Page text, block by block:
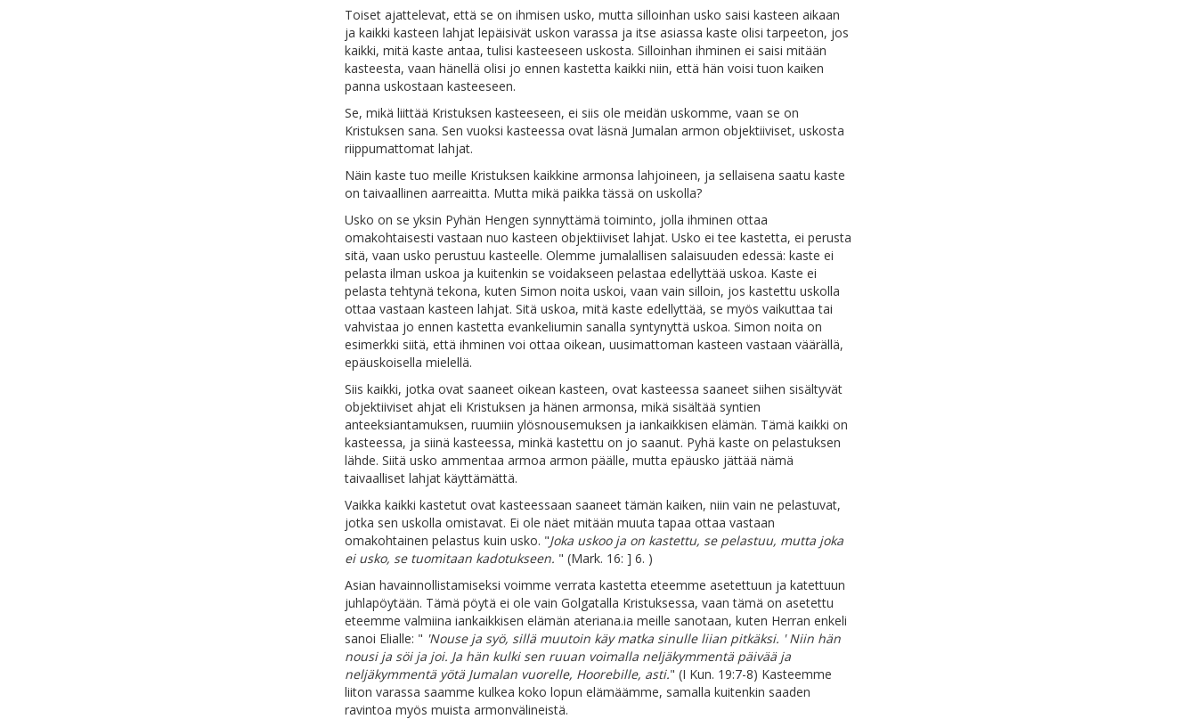
Toiset ajattelevat, että se on ihmisen usko, mutta silloinhan usko saisi kasteen aikaan
ja kaikki kasteen lahjat lepäisivät uskon varassa ja itse asiassa kaste olisi tarpeeton, jos
kaikki, mitä kaste antaa, tulisi kasteeseen uskosta. Silloinhan ihminen ei saisi mitään
kasteesta, vaan hänellä olisi jo ennen kastetta kaikki niin, että hän voisi tuon kaiken
panna uskostaan kasteeseen.
Se, mikä liittää Kristuksen kasteeseen, ei siis ole meidän uskomme, vaan se on
Kristuksen sana. Sen vuoksi kasteessa ovat läsnä Jumalan armon objektiiviset, uskosta
riippumattomat lahjat.
Näin kaste tuo meille Kristuksen kaikkine armonsa lahjoineen, ja sellaisena saatu kaste
on taivaallinen aarreaitta. Mutta mikä paikka tässä on uskolla?
Usko on se yksin Pyhän Hengen synnyttämä toiminto, jolla ihminen ottaa
omakohtaisesti vastaan nuo kasteen objektiiviset lahjat. Usko ei tee kastetta, ei perusta
sitä, vaan usko perustuu kasteelle. Olemme jumalallisen salaisuuden edessä: kaste ei
pelasta ilman uskoa ja kuitenkin se voidakseen pelastaa edellyttää uskoa. Kaste ei
pelasta tehtynä tekona, kuten Simon noita uskoi, vaan vain silloin, jos kastettu uskolla
ottaa vastaan kasteen lahjat. Sitä uskoa, mitä kaste edellyttää, se myös vaikuttaa tai
vahvistaa jo ennen kastetta evankeliumin sanalla syntynyttä uskoa. Simon noita on
esimerkki siitä, että ihminen voi ottaa oikean, uusimattoman kasteen vastaan väärällä,
epäuskoisella mielellä.
Siis kaikki, jotka ovat saaneet oikean kasteen, ovat kasteessa saaneet siihen sisältyvät
objektiiviset ahjat eli Kristuksen ja hänen armonsa, mikä sisältää syntien
anteeksiantamuksen, ruumiin ylösnousemuksen ja iankaikkisen elämän. Tämä kaikki on
kasteessa, ja siinä kasteessa, minkä kastettu on jo saanut. Pyhä kaste on pelastuksen
lähde. Siitä usko ammentaa armoa armon päälle, mutta epäusko jättää nämä
taivaalliset lahjat käyttämättä.
Vaikka kaikki kastetut ovat kasteessaan saaneet tämän kaiken, niin vain ne pelastuvat,
jotka sen uskolla omistavat. Ei ole näet mitään muuta tapaa ottaa vastaan
omakohtainen pelastus kuin usko. "Joka uskoo ja on kastettu, se pelastuu, mutta joka
ei usko, se tuomitaan kadotukseen. " (Mark. 16: ] 6. )
Asian havainnollistamiseksi voimme verrata kastetta eteemme asetettuun ja katettuun
juhlapöytään. Tämä pöytä ei ole vain Golgatalla Kristuksessa, vaan tämä on asetettu
eteemme valmiina iankaikkisen elämän ateriana.ia meille sanotaan, kuten Herran enkeli
sanoi Elialle: " 'Nouse ja syö, sillä muutoin käy matka sinulle liian pitkäksi. ' Niin hän
nousi ja söi ja joi. Ja hän kulki sen ruuan voimalla neljäkymmentä päivää ja
neljäkymmentä yötä Jumalan vuorelle, Hoorebille, asti." (I Kun. 19:7-8) Kasteemme
liiton varassa saamme kulkea koko lopun elämäämme, samalla kuitenkin saaden
ravintoa myös muista armonvälineistä.